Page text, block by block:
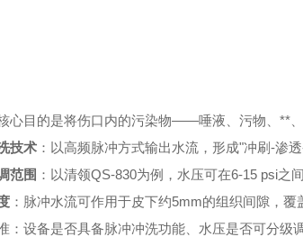
心目的是将伤口内的污染物——唾液、污物、**
技术 ：以高频脉冲方式输出水流，形成"冲刷-渗
范围 ：以清领QS-830为例，水压可在6-15 psi
：脉冲水流可作用于皮下约5mm的组织间隙，
：设备是否具备脉冲冲洗功能、水压是否可分级